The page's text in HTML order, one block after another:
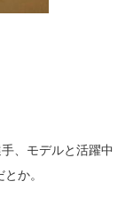
、モデルと活躍中
か。